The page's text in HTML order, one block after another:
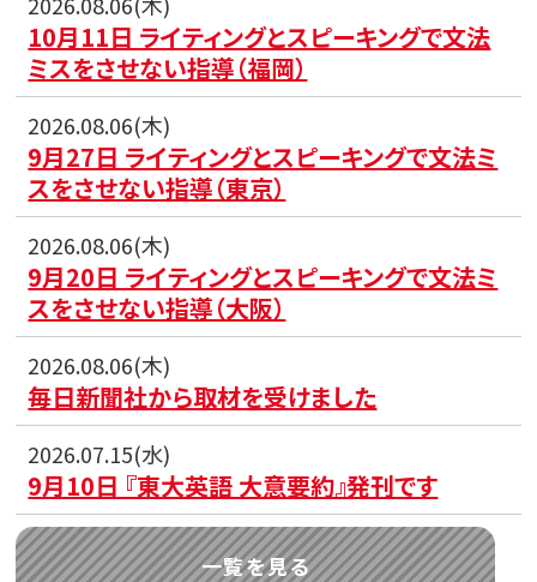
10月11日 ライティングとスピーキングで文法
ミスをさせない指導（福岡）
2026.08.06(木)
9月27日 ライティングとスピーキングで文法ミ
スをさせない指導（東京）
2026.08.06(木)
9月20日 ライティングとスピーキングで文法ミ
スをさせない指導（大阪）
2026.08.06(木)
毎日新聞社から取材を受けました
2026.07.15(水)
9月10日 『東大英語 大意要約』発刊です
一覧を見る